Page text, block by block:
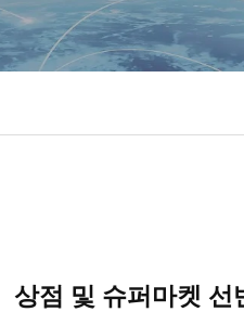
상점 및 슈퍼마켓 선